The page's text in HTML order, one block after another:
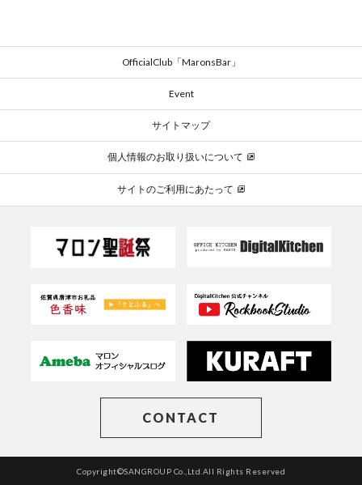
OfficialClub「MaronsBar」
Event
サイトマップ
個人情報のお取り扱いについて
サイトのご利用にあたって
CONTACT
Copyright©SANGROUP Co.,Ltd.All Rights Reserved